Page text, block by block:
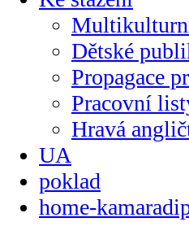
Dětské
Propagace
Pracovní
Hravá
UA
poklad
home-